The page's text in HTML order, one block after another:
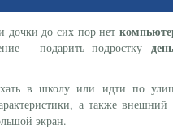
дочки до сих пор нет
– подарить подростку
в школу или идти по
а также
экран.